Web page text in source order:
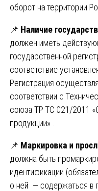
оборот на территории
📌 Наличие
должен иметь
государственной
соответствие
Регистрация
соответствии с
союза ТР ТС 021/2011
продукции» .
📌 Маркировка и
должна быть
идентификации
о ней — содержаться в